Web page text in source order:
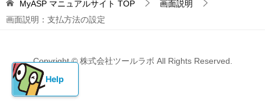
ビ
ゲ
シ
ョ
ン
MyASP マニュアルサイト TOP
画面説明
画面説明：支払方法の設定
Copyright © 株式会社ツールラボ All Rights Reserved.